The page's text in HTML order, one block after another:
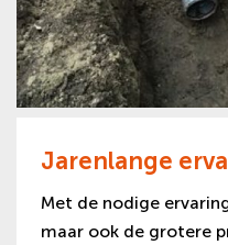
Jarenlange
Met de nodige
maar ook de grotere